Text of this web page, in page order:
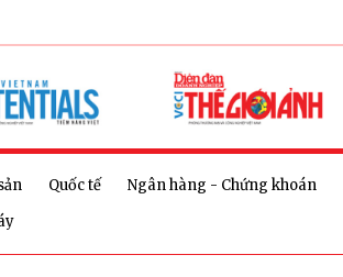
Quốc tế Ngân hàng - Chứng khoán